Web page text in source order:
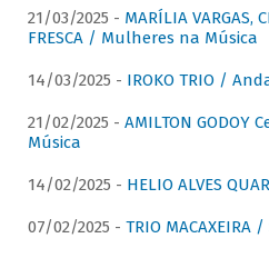
21/03/2025 - MARÍLIA VARGAS,
FRESCA / Mulheres na Música
14/03/2025 - IROKO TRIO /
21/02/2025 - AMILTON GODOY
Música
14/02/2025 - HELIO ALVES
07/02/2025 - TRIO MACAXEIRA